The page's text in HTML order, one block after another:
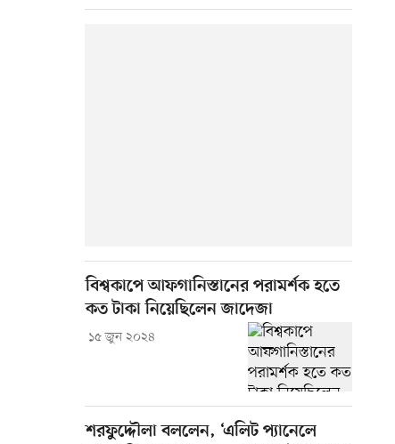
বিশ্বকাপে আফগানিস্তানের পরামর্শক হতে
কত টাকা নিয়েছিলেন জাদেজা
১৫ জুন ২০২৪
শরফুদ্দৌলা বললেন, ‘এলিট প্যানেলে